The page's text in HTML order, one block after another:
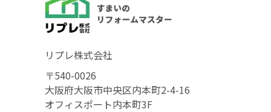
リプレ株式会社
〒540-0026
大阪府大阪市中央区内本町2-4-16
オフィスポート内本町3F